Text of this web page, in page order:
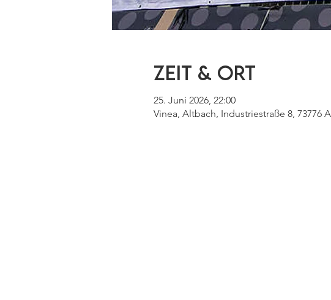
Zeit & Ort
25. Juni 2026, 22:00
Vinea, Altbach, Industriestraße 8, 73776